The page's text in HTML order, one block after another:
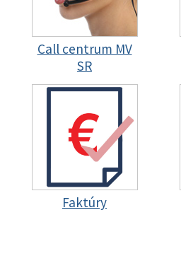
Call centrum MV
SR
Faktúry